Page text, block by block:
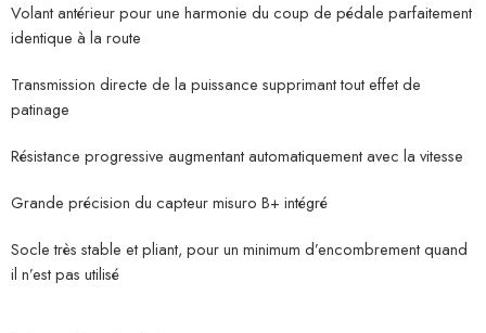
Volant antérieur pour une harmonie du coup de pédale parfaitement
identique à la route
Transmission directe de la puissance supprimant tout effet de
patinage
Résistance progressive augmentant automatiquement avec la vitesse
Grande précision du capteur misuro B+ intégré
Socle très stable et pliant, pour un minimum d’encombrement quand
il n’est pas utilisé